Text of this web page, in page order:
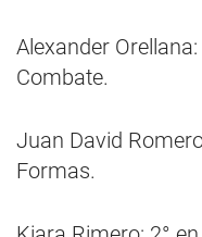
Alexander
Combate.
Juan David
Formas.